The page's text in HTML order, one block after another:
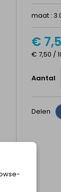
maat :
€
€ 7,50 /
Aantal
Delen